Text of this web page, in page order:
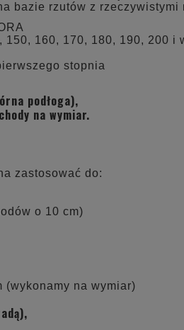
bazie rzutów z rzeczywistymi
160, 170, 180, 190, 200 i
stopnia
podłoga),
na wymiar.
zastosować do:
o 10 cm)
(wykonamy na wymiar)